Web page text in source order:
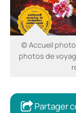
© Accueil
photos de
Partager